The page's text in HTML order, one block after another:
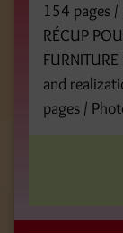
154 pages /
RÉCUP
and
pages /